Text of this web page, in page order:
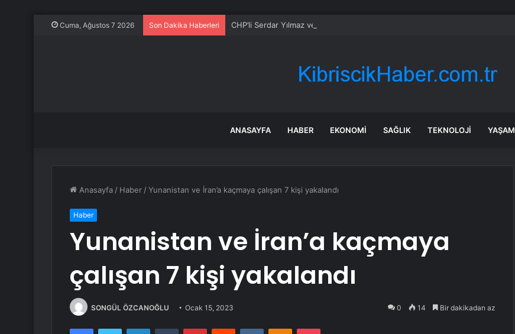
Cuma, Ağustos 7 2026 Son Dakika Haberleri CHP’li Serdar Yılmaz ve Sinan Hano’dan OGC’ye ziyaret
ANASAYFA HABER EKONOMI SAĞLIK TEKNOLOJI YAŞAM
Anasayfa / Haber /Yunanistan ve İran’a kaçmaya çalışan 7 kişi yakalandı
Haber
Yunanistan ve İran’a kaçmaya
çalışan 7 kişi yakalandı
SONGÜL ÖZCANOĞLU Ocak 15, 2023 0 14 Bir dakikadan az
FacebookTwitter LinkedInTumblr PinterestReddit VKontakteOdnoklassniki
Pocket